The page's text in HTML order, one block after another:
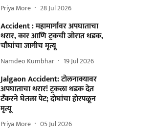
Priya More 28 Jul 2026
Accident : महामार्गावर अपघाताचा
थरार, कार आणि ट्रकची जोरात धडक,
चौघांचा जागीच मृत्यू
Namdeo Kumbhar 19 Jul 2026
Jalgaon Accident: टोलनाक्यावर
अपघाताचा थरार! ट्रकला धडक देत
टँकरने घेतला पेट; दोघांचा होरपळून
मृत्यू
Priya More 05 Jul 2026